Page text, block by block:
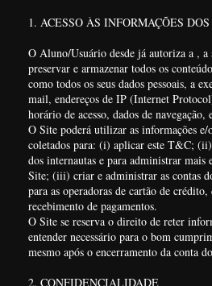
1. ACESSO ÀS INFORMAÇÕES
O Aluno/Usuário desde já autoriza a ,
preservar e armazenar todos os
como todos os seus dados pessoais, a
mail, endereços de IP (Internet
horário de acesso, dados de
O Site poderá utilizar as informações e/
coletados para: (i) aplicar este T&C;
dos internautas e para administrar
Site; (iii) criar e administrar as contas
para as operadoras de cartão de
recebimento de pagamentos.
O Site se reserva o direito de reter
entender necessário para o bom
mesmo após o encerramento da conta
2. CONFIDENCIALIDADE